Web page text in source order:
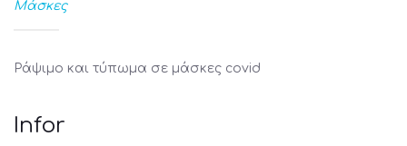
Μάσκες
Ράψιμο και τύπωμα σε μάσκες covid
Infor